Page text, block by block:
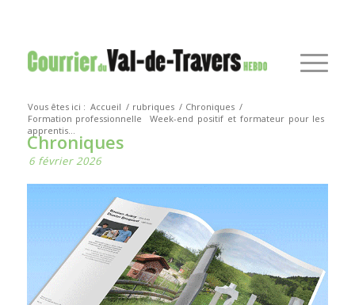
Vous êtes ici : Accueil / rubriques / Chroniques /
Formation professionnelle
Week-end positif et formateur pour les
apprentis...
Chroniques
6 février 2026